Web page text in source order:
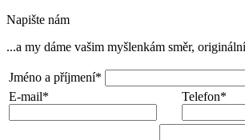
Napište nám
...a my dáme vašim myšlenkám směr,
Jméno a příjmení*
E-mail*
Telefon*